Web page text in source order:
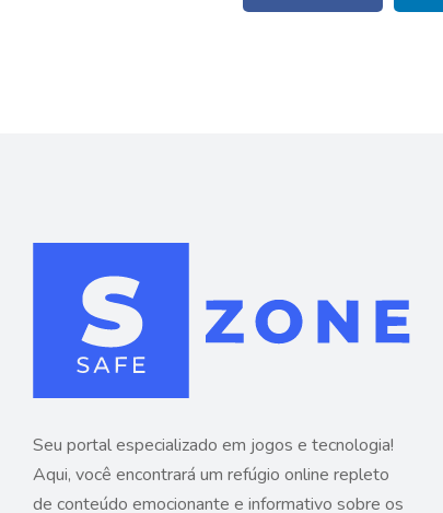
Seu portal especializado em jogos e tecnologia!
Aqui, você encontrará um refúgio online repleto
de conteúdo emocionante e informativo sobre os